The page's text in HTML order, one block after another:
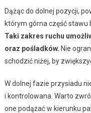
Dążąc do dolnej pozycji,
którym górna część stawu
Taki zakres ruchu
oraz pośladków. Nie
schodzić niżej, by
W dolnej fazie przysiadu
i kontrolowana. Warto
one podążać w kierunku